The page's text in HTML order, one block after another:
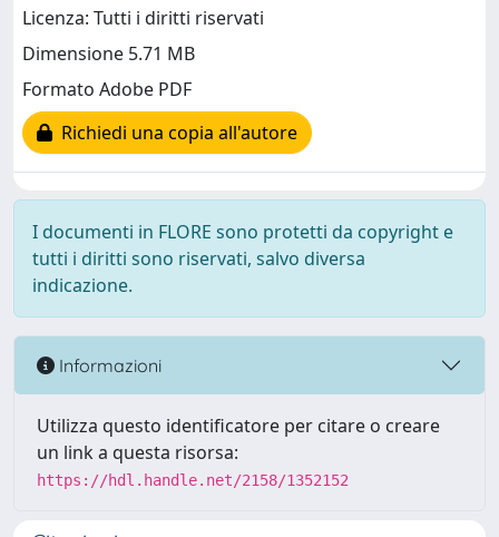
Licenza: Tutti i diritti riservati
Dimensione 5.71 MB
Formato Adobe PDF
Richiedi una copia all'autore
I documenti in FLORE sono protetti da copyright e
tutti i diritti sono riservati, salvo diversa
indicazione.
Informazioni
Utilizza questo identificatore per citare o creare
un link a questa risorsa:
https://hdl.handle.net/2158/1352152